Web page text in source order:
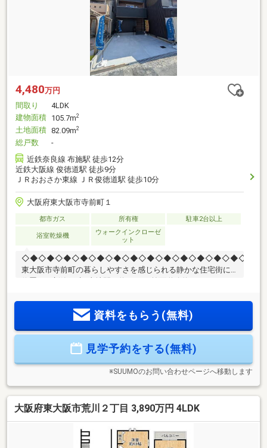
4,480万円
間取り
4LDK
建物面積 105.7m2
土地面積 82.09m2
総戸数
-
近鉄奈良線 布施駅 徒歩12分
近鉄大阪線 俊徳道駅 徒歩9分
ＪＲおおさか東線 ＪＲ俊徳道駅 徒歩10分
大阪府東大阪市寺前町１
都市ガス 所有権 駐車2台以上
浴室乾燥機
ウォークインクローゼ
ット
東大阪市寺前町の暮らしやすさを感じられる静かな住宅街に
はスーパーやコンビニ、ドラッグストアなど日常の買い物施
設が充実し、教育施設や公園も徒歩圏内に揃うため、子育て
資料をもらう(無料)
見学予約をする(無料)
※SUUMOのお問い合わせページへ移動します
大阪府東大阪市荒川２丁目 3,890万円 4LDK